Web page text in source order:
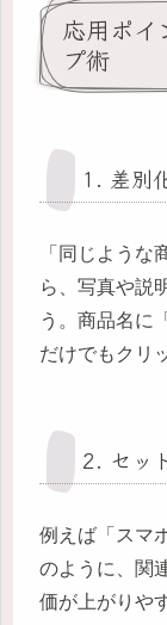
応用ポイ
プ術
1. 差別
「同じような
ら、写真や説
う。商品名に
だけでもクリ
2. セッ
例えば「スマ
のように、関
価が上がりや